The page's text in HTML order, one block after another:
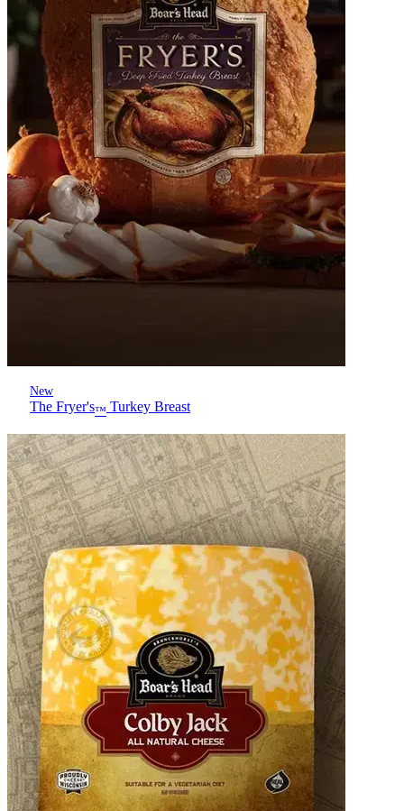
New
The Fryer's™ Turkey Breast